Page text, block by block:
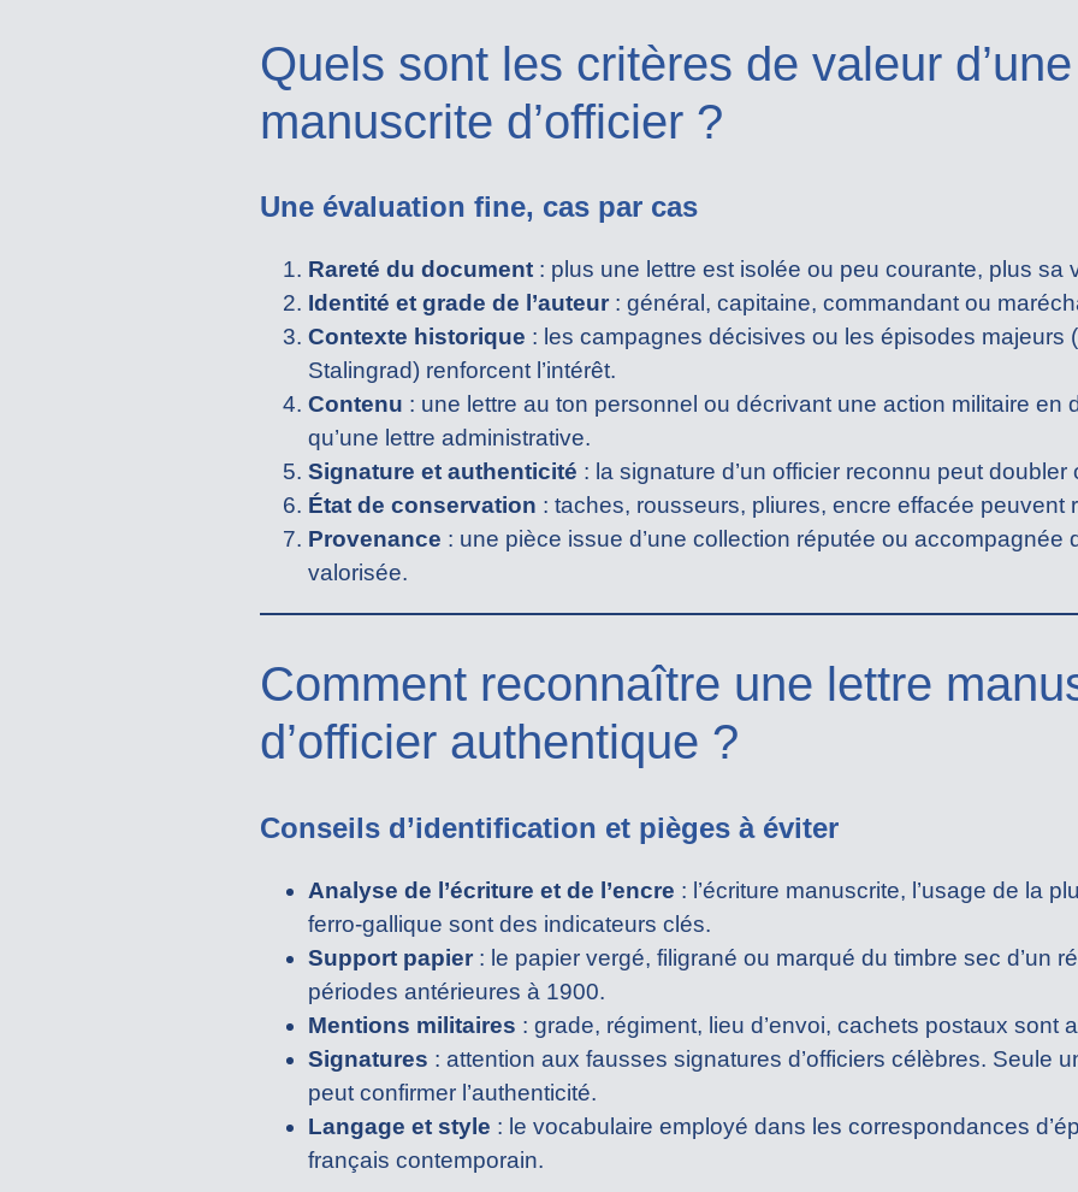
Quels sont les critères de valeur
manuscrite d’officier ?
Une évaluation fine, cas par cas
Rareté du document : plus une lettre est isolée ou peu courante, plus sa
Identité et grade de l’auteur : général, capitaine, commandant ou
Contexte historique : les campagnes décisives ou les épisodes majeurs
Stalingrad) renforcent l’intérêt.
Contenu : une lettre au ton personnel ou décrivant une action militaire en
qu’une lettre administrative.
Signature et authenticité : la signature d’un officier reconnu peut doubler
État de conservation : taches, rousseurs, pliures, encre effacée peuvent
Provenance : une pièce issue d’une collection réputée ou accompagnée
valorisée.
Comment reconnaître une lettre
d’officier authentique ?
Conseils d’identification et pièges à éviter
Analyse de l’écriture et de l’encre : l’écriture manuscrite, l’usage de la
ferro-gallique sont des indicateurs clés.
Support papier : le papier vergé, filigrané ou marqué du timbre sec d’un
périodes antérieures à 1900.
Mentions militaires : grade, régiment, lieu d’envoi, cachets postaux sont
Signatures : attention aux fausses signatures d’officiers célèbres. Seule
peut confirmer l’authenticité.
Langage et style : le vocabulaire employé dans les correspondances
français contemporain.